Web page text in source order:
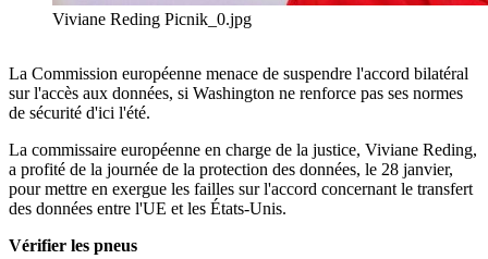
Viviane Reding Picnik_0.jpg
La Commission européenne menace de suspendre l'accord bilatéral
sur l'accès aux données, si Washington ne renforce pas ses normes
de sécurité d'ici l'été.
La commissaire européenne en charge de la justice, Viviane Reding,
a profité de la journée de la protection des données, le 28 janvier,
pour mettre en exergue les failles sur l'accord concernant le transfert
des données entre l'UE et les États-Unis.
Vérifier les pneus